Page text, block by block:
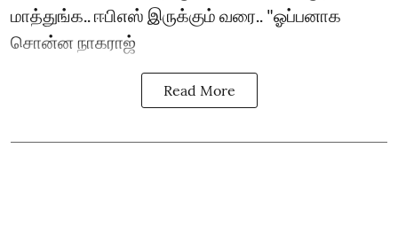
மாத்துங்க.. ஈபிஎஸ் இருக்கும் வரை.. "ஓப்பனாக
சொன்ன நாகராஜ்
Read More